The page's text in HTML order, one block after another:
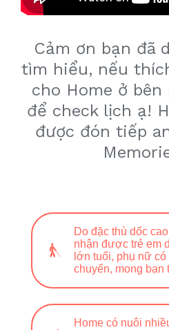
Cảm ơn bạn đã
tìm hiểu, nếu
cho Home ở
để check lịch ạ!
được đón tiếp
Do đặc thù dốc
nhận được trẻ em
lớn tuổi, phụ nữ
chuyển, mong bạn
Home có nuôi